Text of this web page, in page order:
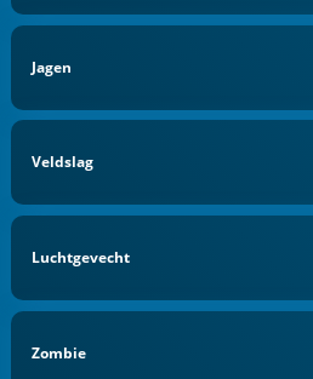
Jagen
Veldslag
Luchtgevecht
Zombie